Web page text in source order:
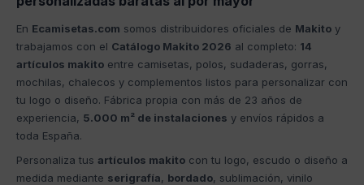
En Ecamisetas.com somos distribuidores oficiales de Makito y
trabajamos con el Catálogo Makito 2026 al completo: 14
artículos makito entre camisetas, polos, sudaderas, gorras,
mochilas, chalecos y complementos listos para personalizar con
tu logo o diseño. Fábrica propia con más de 23 años de
experiencia, 5.000 m² de instalaciones y envíos rápidos a
toda España.
Personaliza tus artículos makito con tu logo, escudo o diseño a
medida mediante serigrafía, bordado, sublimación, vinilo